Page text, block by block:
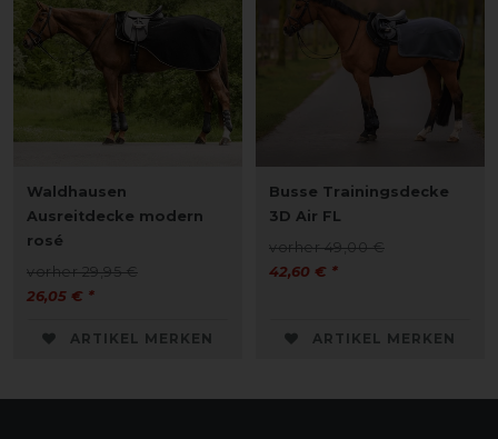
Waldhausen
Ausreitdecke modern
rosé
vorher 29,95 €
26,05 € *
ARTIKEL MERKEN
Busse Trainingsdecke
3D Air FL
vorher 49,00 €
42,60 € *
ARTIKEL MERKEN